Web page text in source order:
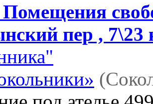
пер , 7\23